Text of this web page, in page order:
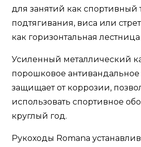
для занятий как спортивный
подтягивания, виса или
как горизонтальная
Усиленный металлический
порошковое
защищает от коррозии,
использовать спортивное
круглый год.
Рукоходы Romana